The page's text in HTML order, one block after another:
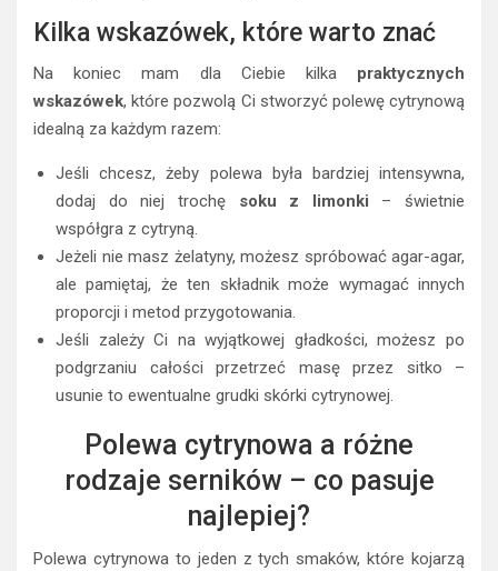
Kilka wskazówek, które warto znać
Na koniec mam dla Ciebie kilka praktycznych
wskazówek, które pozwolą Ci stworzyć polewę cytrynową
idealną za każdym razem:
Jeśli chcesz, żeby polewa była bardziej intensywna,
dodaj do niej trochę soku z limonki – świetnie
współgra z cytryną.
Jeżeli nie masz żelatyny, możesz spróbować agar-agar,
ale pamiętaj, że ten składnik może wymagać innych
proporcji i metod przygotowania.
Jeśli zależy Ci na wyjątkowej gładkości, możesz po
podgrzaniu całości przetrzeć masę przez sitko –
usunie to ewentualne grudki skórki cytrynowej.
Polewa cytrynowa a różne
rodzaje serników – co pasuje
najlepiej?
Polewa cytrynowa to jeden z tych smaków, które kojarzą